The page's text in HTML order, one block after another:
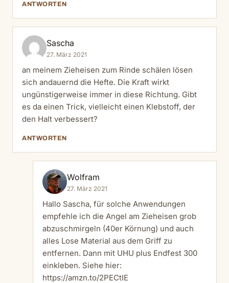
ANTWORTEN
Sascha
27. März 2021
an meinem Zieheisen zum Rinde schälen lösen
sich andauernd die Hefte. Die Kraft wirkt
ungünstigerweise immer in diese Richtung. Gibt
es da einen Trick, vielleicht einen Klebstoff, der
den Halt verbessert?
ANTWORTEN
Wolfram
27. März 2021
Hallo Sascha, für solche Anwendungen
empfehle ich die Angel am Zieheisen grob
abzuschmirgeln (40er Körnung) und auch
alles Lose Material aus dem Griff zu
entfernen. Dann mit UHU plus Endfest 300
einkleben. Siehe hier:
https://amzn.to/2PECtIE